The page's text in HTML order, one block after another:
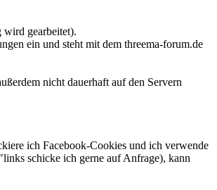
wird gearbeitet).
ein und steht mit dem threema-forum.de
nicht dauerhaft auf den Servern
ich Facebook-Cookies und ich verwende
schicke ich gerne auf Anfrage), kann